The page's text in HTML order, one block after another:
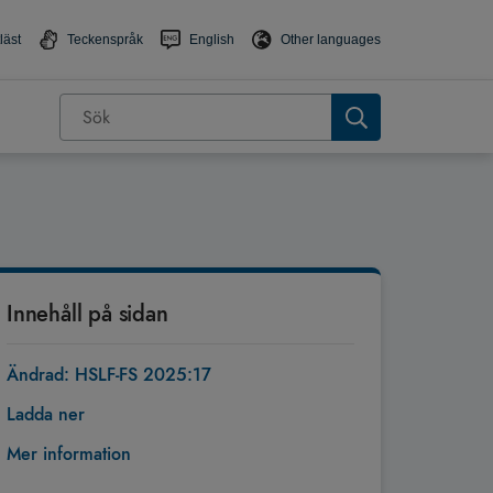
Teckenspråk English Other languages
Innehåll på sidan
Ändrad: HSLF-FS 2025:17
Ladda ner
Mer information